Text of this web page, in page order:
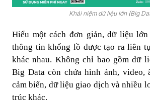
Khái niệm dữ liệu lớn (Big
Hiểu một cách đơn giản, dữ liệu
thông tin khổng lồ được tạo ra liên
khác nhau. Không chỉ bao gồm dữ
Big Data còn chứa hình ảnh, video,
cảm biến, dữ liệu giao dịch và nhiều
trúc khác.